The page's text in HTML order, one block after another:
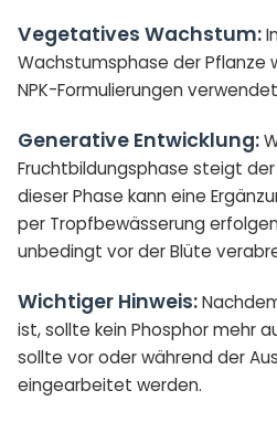
Vegetatives Wachstum:
Wachstumsphase der Pflanze
NPK-Formulierungen
Generative Entwicklung:
Fruchtbildungsphase steigt
dieser Phase kann eine
per Tropfbewässerung
unbedingt vor der Blüte
Wichtiger Hinweis:
ist, sollte kein Phosphor mehr
sollte vor oder während der
eingearbeitet werden.